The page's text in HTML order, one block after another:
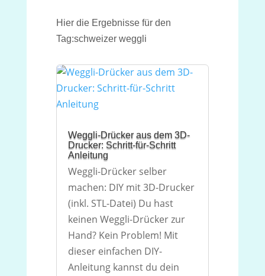
Hier die Ergebnisse für den
Tag:schweizer weggli
Weggli-Drücker aus dem 3D-
Drucker: Schritt-für-Schritt
Anleitung
Weggli-Drücker selber
machen: DIY mit 3D-Drucker
(inkl. STL-Datei) Du hast
keinen Weggli-Drücker zur
Hand? Kein Problem! Mit
dieser einfachen DIY-
Anleitung kannst du dein